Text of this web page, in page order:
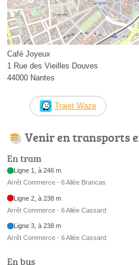
Café Joyeux
1 Rue des Vieilles Douves
44000 Nantes
Trajet Waze
Venir en transports
En tram
Ligne 1, à 246 m
Arrêt Commerce - 6 Allée Brancas
Ligne 2, à 238 m
Arrêt Commerce - 6 Allée Cassard
Ligne 3, à 238 m
Arrêt Commerce - 6 Allée Cassard
En bus